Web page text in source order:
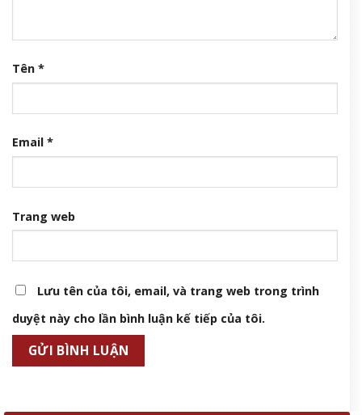
Tên *
Email *
Trang web
Lưu tên của tôi, email, và trang web trong trình
duyệt này cho lần bình luận kế tiếp của tôi.